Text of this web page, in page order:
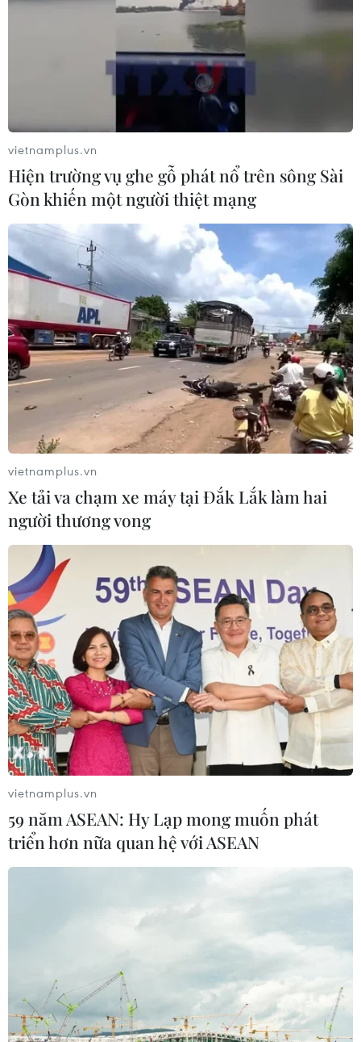
Hồ Chí Minh đã tổ chức Lễ khởi động Tháng Thanh niên
năm 2025 với chủ đề “Tuổi trẻ tự hào, vững tin theo
vietnamplus.vn
Hiện trường vụ ghe gỗ phát nổ trên sông Sài
Gòn khiến một người thiệt mạng
vietnamplus.vn
Xe tải va chạm xe máy tại Đắk Lắk làm hai
người thương vong
vietnamplus.vn
59 năm ASEAN: Hy Lạp mong muốn phát
triển hơn nữa quan hệ với ASEAN